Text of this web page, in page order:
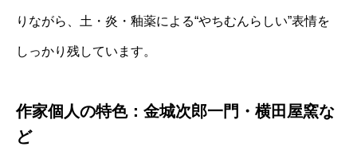
りながら、土・炎・釉薬による“やちむんらしい”表情を
しっかり残しています。
作家個人の特色：金城次郎一門・横田屋窯な
ど